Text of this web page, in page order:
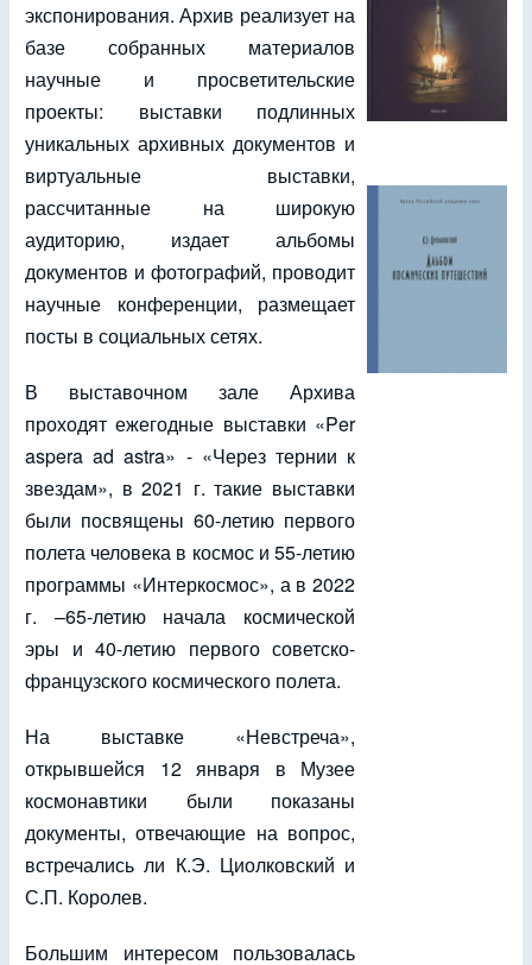
экспонирования. Архив реализует на
базе собранных материалов
научные и просветительские
проекты: выставки подлинных
уникальных архивных документов и
виртуальные выставки,
рассчитанные на широкую
аудиторию, издает альбомы
документов и фотографий, проводит
научные конференции, размещает
посты в социальных сетях.
В выставочном зале Архива
проходят ежегодные выставки «Per
aspera ad astra» - «Через тернии к
звездам», в 2021 г. такие выставки
были посвящены 60-летию первого
полета человека в космос и 55-летию
программы «Интеркосмос», а в 2022
г. –65-летию начала космической
эры и 40-летию первого советско-
французского космического полета.
На выставке «Невстреча»,
открывшейся 12 января в Музее
космонавтики были показаны
документы, отвечающие на вопрос,
встречались ли К.Э. Циолковский и
С.П. Королев.
Большим интересом пользовалась